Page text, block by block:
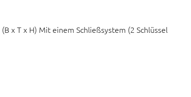
x T x H) Mit einem Schließsystem (2 Schlüssel